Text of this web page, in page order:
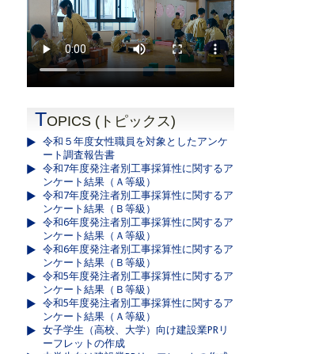
TOPICS (トピックス)
令和５年度女性職員を対象としたアンケ
ート調査報告書
令和7年度発注者別工事採算性に関するア
ンケート結果（Ａ等級）
令和7年度発注者別工事採算性に関するア
ンケート結果（Ｂ等級）
令和6年度発注者別工事採算性に関するア
ンケート結果（Ａ等級）
令和6年度発注者別工事採算性に関するア
ンケート結果（Ｂ等級）
令和5年度発注者別工事採算性に関するア
ンケート結果（Ｂ等級）
令和5年度発注者別工事採算性に関するア
ンケート結果（Ａ等級）
女子学生（高校、大学）向け建設業PRリ
ーフレットの作成